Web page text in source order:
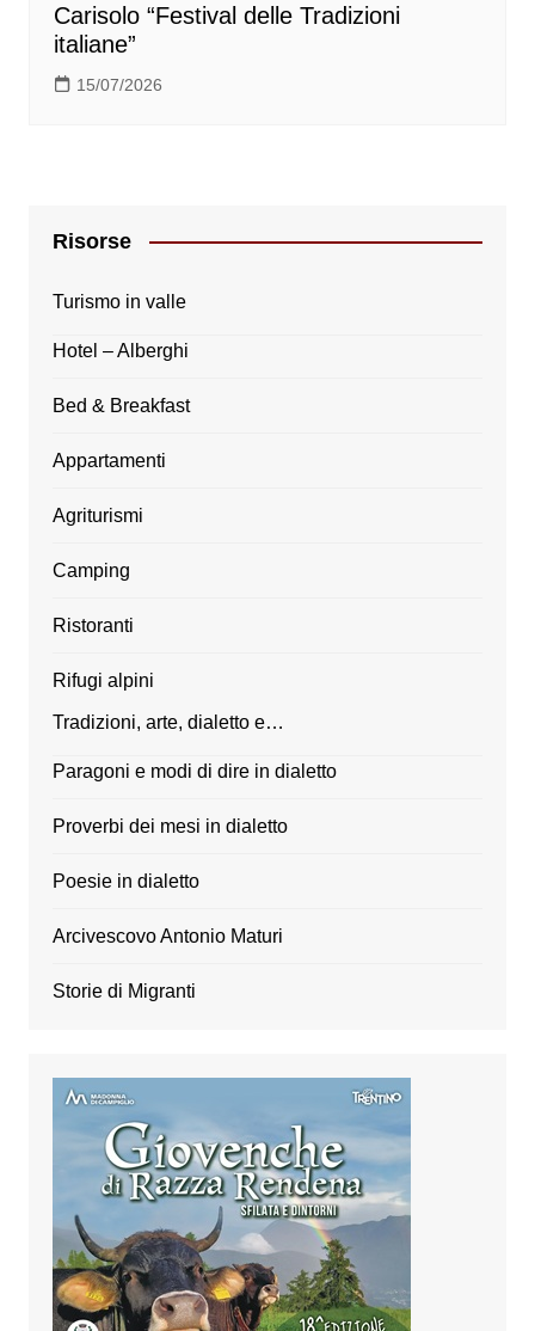
Carisolo “Festival delle Tradizioni
italiane”
15/07/2026
Risorse
Turismo in valle
Hotel – Alberghi
Bed & Breakfast
Appartamenti
Agriturismi
Camping
Ristoranti
Rifugi alpini
Tradizioni, arte, dialetto e…
Paragoni e modi di dire in dialetto
Proverbi dei mesi in dialetto
Poesie in dialetto
Arcivescovo Antonio Maturi
Storie di Migranti